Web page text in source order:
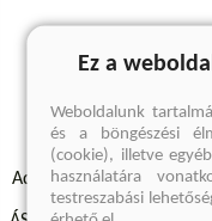
A keresett
Adatvédelmi szabályzatok
Ez a
Weboldalunk
és a böngészési
(cookie), illetve
használatára
testreszabási